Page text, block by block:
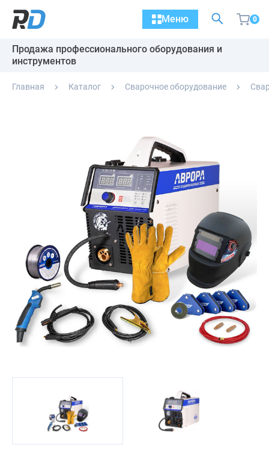
Меню 0
Продажа профессионального оборудования и
инструментов
Главная Каталог Сварочное оборудование